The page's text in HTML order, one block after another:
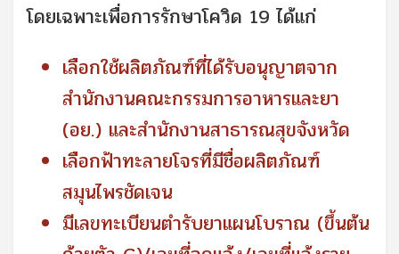
โดยเฉพาะเพื่อการรักษาโควิด 19 ได้แก่
เลือกใช้ผลิตภัณฑ์ที่ได้รับอนุญาตจาก
สำนักงานคณะกรรมการอาหารและยา
(อย.) และสำนักงานสาธารณสุขจังหวัด
เลือกฟ้าทะลายโจรที่มีชื่อผลิตภัณฑ์
สมุนไพรชัดเจน
มีเลขทะเบียนตำรับยาแผนโบราณ (ขึ้นต้น